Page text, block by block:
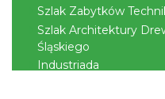
Szlak Zabytków
Szlak Architektury
Śląskiego
Industriada